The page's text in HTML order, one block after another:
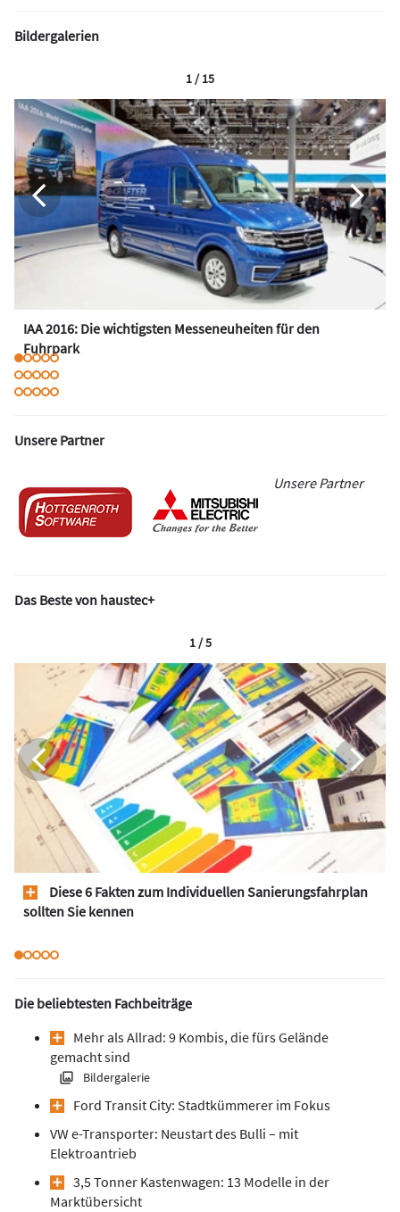
Bildergalerien
IAA 2016: Die wichtigsten Messeneuheiten für den
Fuhrpark
1 / 15
Unsere Partner
Unsere Partner
Das Beste von haustec+
Diese 6 Fakten zum Individuellen Sanierungsfahrplan
sollten Sie kennen
1 / 5
Die beliebtesten Fachbeiträge
Mehr als Allrad: 9 Kombis, die fürs Gelände
gemacht sind
Bildergalerie
Ford Transit City: Stadtkümmerer im Fokus
VW e-Transporter: Neustart des Bulli – mit
Elektroantrieb
3,5 Tonner Kastenwagen: 13 Modelle in der
Marktübersicht